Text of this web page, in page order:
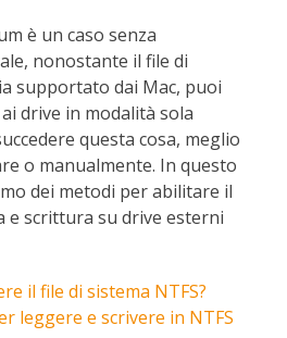
è un caso senza
nonostante il file di
supportato dai Mac, puoi
drive in modalità sola
questa cosa, meglio
o manualmente. In questo
dei metodi per abilitare il
scrittura su drive esterni
il file di sistema NTFS?
leggere e scrivere in NTFS